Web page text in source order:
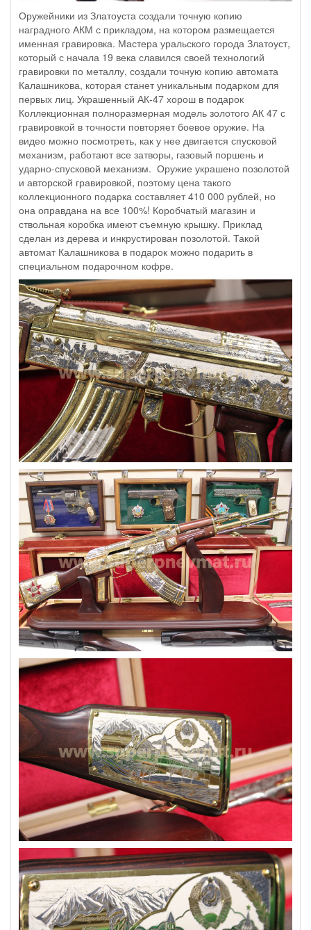
Оружейники из Златоуста создали точную копию
наградного АКМ с прикладом, на котором размещается
именная гравировка. Мастера уральского города Златоуст,
который с начала 19 века славился своей технологий
гравировки по металлу, создали точную копию автомата
Калашникова, которая станет уникальным подарком для
первых лиц. Украшенный АК-47 хорош в подарок
Коллекционная полноразмерная модель золотого АК 47 с
гравировкой в точности повторяет боевое оружие. На
видео можно посмотреть, как у нее двигается спусковой
механизм, работают все затворы, газовый поршень и
ударно-спусковой механизм. Оружие украшено позолотой
и авторской гравировкой, поэтому цена такого
коллекционного подарка составляет 410 000 рублей, но
она оправдана на все 100%! Коробчатый магазин и
ствольная коробка имеют съемную крышку. Приклад
сделан из дерева и инкрустирован позолотой. Такой
автомат Калашникова в подарок можно подарить в
специальном подарочном кофре.